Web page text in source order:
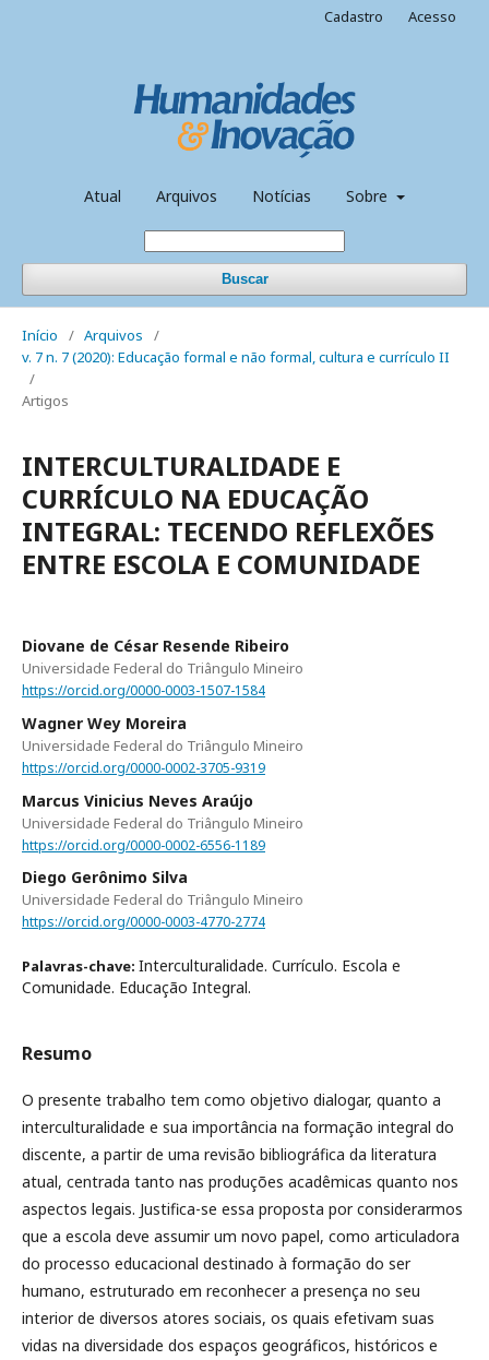
Atual Arquivos Notícias Sobre
Buscar
Cadastro Acesso
Início / Arquivos
/
v. 7 n. 7 (2020): Educação formal e não formal, cultura e currículo II
/
Artigos
INTERCULTURALIDADE E
CURRÍCULO NA EDUCAÇÃO
INTEGRAL: TECENDO REFLEXÕES
ENTRE ESCOLA E COMUNIDADE
Diovane de César Resende Ribeiro
Universidade Federal do Triângulo Mineiro
https://orcid.org/0000-0003-1507-1584
Wagner Wey Moreira
Universidade Federal do Triângulo Mineiro
https://orcid.org/0000-0002-3705-9319
Marcus Vinicius Neves Araújo
Universidade Federal do Triângulo Mineiro
https://orcid.org/0000-0002-6556-1189
Diego Gerônimo Silva
Universidade Federal do Triângulo Mineiro
https://orcid.org/0000-0003-4770-2774
Palavras-chave: Interculturalidade. Currículo. Escola e
Comunidade. Educação Integral.
Resumo
O presente trabalho tem como objetivo dialogar, quanto a
interculturalidade e sua importância na formação integral do
discente, a partir de uma revisão bibliográfica da literatura
atual, centrada tanto nas produções acadêmicas quanto nos
aspectos legais. Justifica-se essa proposta por considerarmos
que a escola deve assumir um novo papel, como articuladora
do processo educacional destinado à formação do ser
humano, estruturado em reconhecer a presença no seu
interior de diversos atores sociais, os quais efetivam suas
vidas na diversidade dos espaços geográficos, históricos e